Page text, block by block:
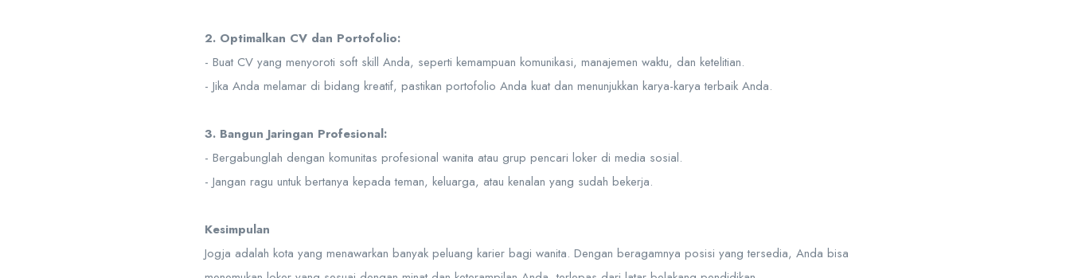
2. Optimalkan CV dan Portofolio:
- Buat CV yang menyoroti soft skill Anda, seperti kemampuan komunikasi, manajemen waktu, dan ketelitian.
- Jika Anda melamar di bidang kreatif, pastikan portofolio Anda kuat dan menunjukkan karya-karya terbaik Anda.
3. Bangun Jaringan Profesional:
- Bergabunglah dengan komunitas profesional wanita atau grup pencari loker di media sosial.
- Jangan ragu untuk bertanya kepada teman, keluarga, atau kenalan yang sudah bekerja.
Kesimpulan
Jogja adalah kota yang menawarkan banyak peluang karier bagi wanita. Dengan beragamnya posisi yang tersedia, Anda bisa